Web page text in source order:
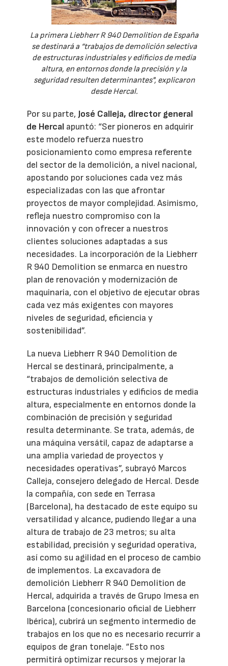
La primera Liebherr R 940 Demolition de España
se destinará a “trabajos de demolición selectiva
de estructuras industriales y edificios de media
altura, en entornos donde la precisión y la
seguridad resulten determinantes", explicaron
desde Hercal.
Por su parte,José Calleja, director general
de Hercal apuntó: “Ser pioneros en adquirir
este modelo refuerza nuestro
posicionamiento como empresa referente
del sector de la demolición, a nivel nacional,
apostando por soluciones cada vez más
especializadas con las que afrontar
proyectos de mayor complejidad. Asimismo,
refleja nuestro compromiso con la
innovación y con ofrecer a nuestros
clientes soluciones adaptadas a sus
necesidades. La incorporación de la Liebherr
R 940 Demolition se enmarca en nuestro
plan de renovación y modernización de
maquinaria, con el objetivo de ejecutar obras
cada vez más exigentes con mayores
niveles de seguridad, eficiencia y
sostenibilidad”.
La nueva Liebherr R 940 Demolition de
Hercal se destinará, principalmente, a
“trabajos de demolición selectiva de
estructuras industriales y edificios de media
altura, especialmente en entornos donde la
combinación de precisión y seguridad
resulta determinante. Se trata, además, de
una máquina versátil, capaz de adaptarse a
una amplia variedad de proyectos y
necesidades operativas”, subrayó Marcos
Calleja, consejero delegado de Hercal. Desde
la compañía, con sede en Terrasa
(Barcelona), ha destacado de este equipo su
versatilidad y alcance, pudiendo llegar a una
altura de trabajo de 23 metros; su alta
estabilidad, precisión y seguridad operativa,
así como su agilidad en el proceso de cambio
de implementos. La excavadora de
demolición Liebherr R 940 Demolition de
Hercal, adquirida a través de Grupo Imesa en
Barcelona (concesionario oficial de Liebherr
Ibérica), cubrirá un segmento intermedio de
trabajos en los que no es necesario recurrir a
equipos de gran tonelaje. “Esto nos
permitirá optimizar recursos y mejorar la